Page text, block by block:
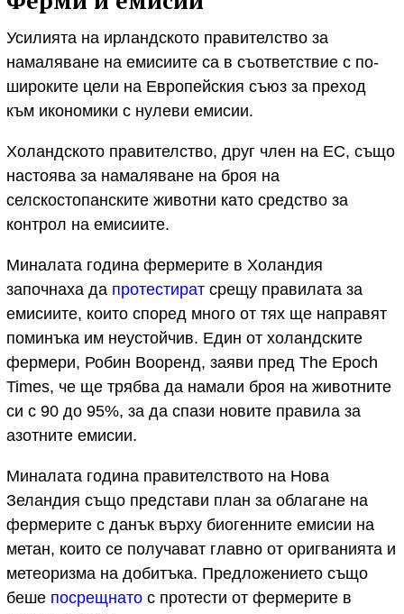
Усилията на ирландското правителство за
намаляване на емисиите са в съответствие с по-
широките цели на Европейския съюз за преход
към икономики с нулеви емисии.
Холандското правителство, друг член на ЕС, също
настоява за намаляване на броя на
селскостопанските животни като средство за
контрол на емисиите.
Миналата година фермерите в Холандия
започнаха да протестират срещу правилата за
емисиите, които според много от тях ще направят
поминъка им неустойчив. Един от холандските
фермери, Робин Вооренд, заяви пред The Epoch
Times, че ще трябва да намали броя на животните
си с 90 до 95%, за да спази новите правила за
азотните емисии.
Миналата година правителството на Нова
Зеландия също представи план за облагане на
фермерите с данък върху биогенните емисии на
метан, които се получават главно от оригванията и
метеоризма на добитъка. Предложението също
беше посрещнато с протести от фермерите в